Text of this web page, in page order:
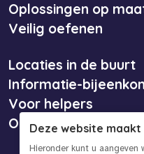
Oplossingen op
Veilig oefenen
Locaties in de buurt
Informatie-
Voor helpers
Over ons
Deze website
Hieronder kunt u aangeven